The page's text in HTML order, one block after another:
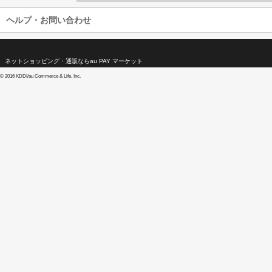
ヘルプ・お問い合わせ
ネットショッピング・通販ならau PAY マーケット
© 2016 KDDI/au Commerce & Life, Inc.